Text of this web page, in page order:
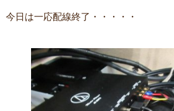
今日は一応配線終了・・・・・